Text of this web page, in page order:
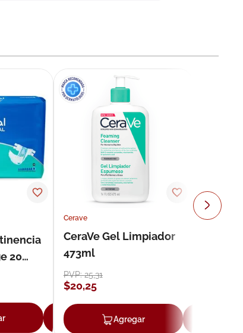
20
Agregar
Cerave
CeraVe Gel Limpiador
473ml
PVP:25,31
$20,25
Agregar